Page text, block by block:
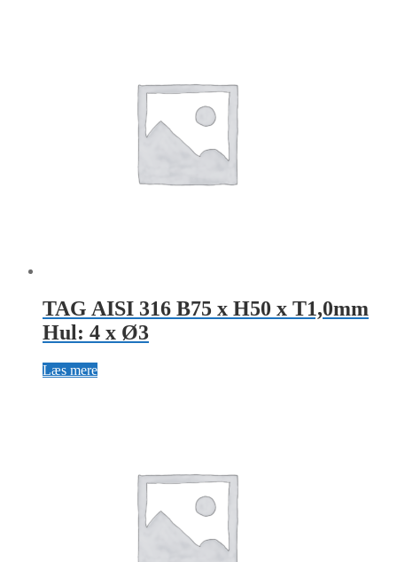
TAG AISI 316 B75 x H50 x T1,0mm
Hul: 4 x Ø3
Læs mere